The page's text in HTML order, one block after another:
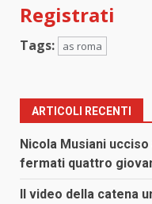
Registrati
Tags: as roma
ARTICOLI RECENTI
Nicola Musiani
fermati quattro
Il video della catena